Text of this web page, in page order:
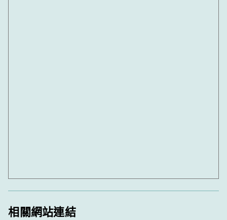
相關網站連結